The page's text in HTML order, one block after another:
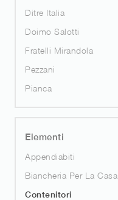
Ditre Italia
Doimo Salotti
Fratelli Mirandola
Pezzani
Pianca
Elementi
Appendiabiti
Biancheria Per La Casa
Contenitori